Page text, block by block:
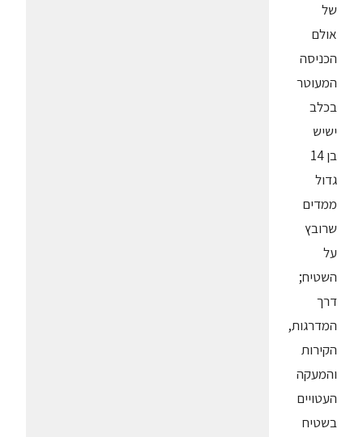
של
אולם
הכניסה
המעוטר
בכלב
ישיש
בן 14
גדול
ממדים
שרובץ
על
השטיח;
דרך
המדרגות,
הקירות
והמעקה
העטויים
בשטיח